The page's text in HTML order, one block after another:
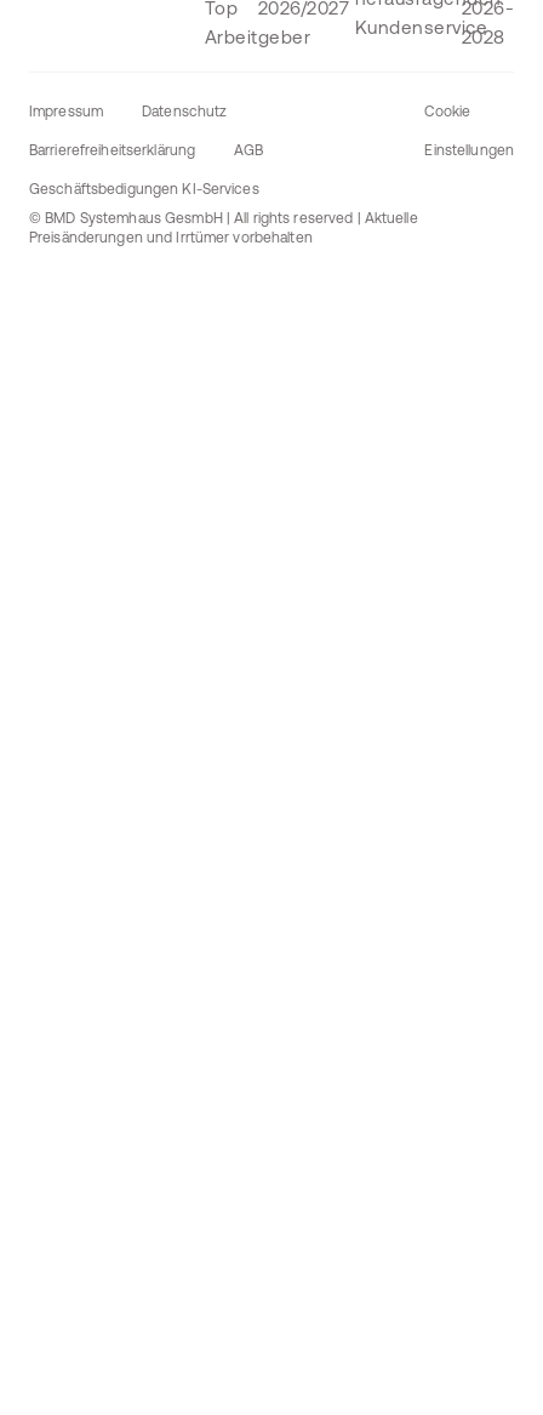
Impressum Datenschutz
Barrierefreiheitserklärung AGB
Geschäftsbedigungen KI-Services
Cookie
Einstellungen
© BMD Systemhaus GesmbH | All rights reserved | Aktuelle
Preisänderungen und Irrtümer vorbehalten